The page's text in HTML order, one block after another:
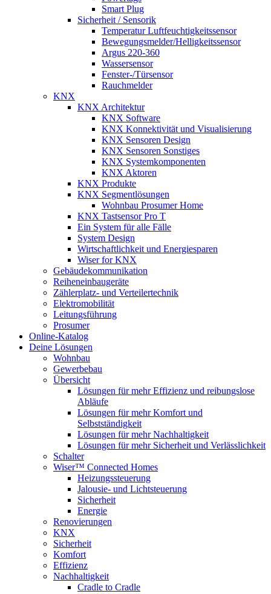
Smart Plug
Sicherheit / Sensorik
Temperatur Luftfeuchtigkeitssensor
Bewegungsmelder/Helligkeitssensor
Argus 220-360
Wassersensor
Fenster-/Türsensor
Rauchmelder
KNX
KNX Architektur
KNX Software
KNX Konnektivität und Visualisierung
KNX Sensoren Design
KNX Sensoren Sonstiges
KNX Systemkomponenten
KNX Aktoren
KNX Produkte
KNX Segmentlösungen
Wohnbau Prosumer Home
KNX Tastsensor Pro T
Ein System für alle Fälle
System Design
Wirtschaftlichkeit und Energiesparen
Wiser for KNX
Gebäudekommunikation
Reiheneinbaugeräte
Zählerplatz- und Verteilertechnik
Elektromobilität
Leitungsführung
Prosumer
Online-Katalog
Deine Lösungen
Wohnbau
Gewerbebau
Übersicht
Lösungen für mehr Effizienz und reibungslose
Abläufe
Lösungen für mehr Komfort und
Selbstständigkeit
Lösungen für mehr Nachhaltigkeit
Lösungen für mehr Sicherheit und Verlässlichkeit
Schalter
Wiser™ Connected Homes
Heizungssteuerung
Jalousie- und Lichtsteuerung
Sicherheit
Energie
Renovierungen
KNX
Sicherheit
Komfort
Effizienz
Nachhaltigkeit
Cradle to Cradle